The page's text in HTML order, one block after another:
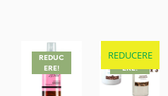
REDUC
ERE!
REDUCERE
REDUC
ERE!